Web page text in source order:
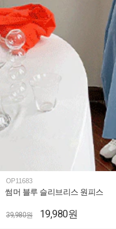
OP11683
썸머 블루 슬리브리스 원피스
39,980원 19,980원